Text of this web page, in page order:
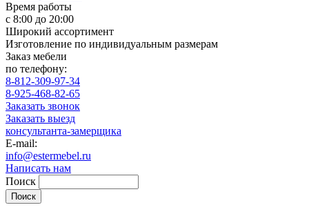
Время работы
с 8:00 до 20:00
Широкий ассортимент
Изготовление по индивидуальным размерам
Заказ мебели
по телефону:
8-812-309-97-34
8-925-468-82-65
Заказать звонок
Заказать выезд
консультанта-замерщика
E-mail:
info@estermebel.ru
Написать нам
Поиск